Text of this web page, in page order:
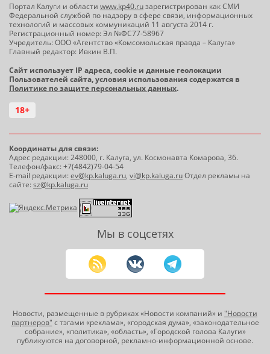
Портал Калуги и области www.kp40.ruзарегистрирован как СМИ
Федеральной службой по надзору в сфере связи, информационных
технологий и массовых коммуникаций 11 августа 2014 г.
Регистрационный номер: Эл №ФС77-58967
Учредитель: ООО «Агентство «Комсомольская правда – Калуга»
Главный редактор: Ивкин В.П.
Сайт использует IP адреса, cookie и данные геолокации
Пользователей сайта, условия использования содержатся в
Политике по защите персональных данных.
18+
Координаты для связи:
Адрес редакции: 248000, г. Калуга, ул. Космонавта Комарова, 36.
Телефон/факс: +7(4842)79-04-54
E-mail редакции:ev@kp.kaluga.ru, vi@kp.kaluga.ruОтдел рекламы на
сайте:sz@kp.kaluga.ru
Мы в соцсетях
Новости, размещенные в рубриках «Новости компаний» и "Новости
партнеров" с тэгами «реклама», «городская дума», «законодательное
собрание», «политика», «область», «Городской голова Калуги»
публикуются на договорной, рекламно-информационной основе.